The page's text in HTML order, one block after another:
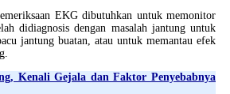
EKG dibutuhkan untuk memonitor
didiagnosis dengan masalah jantung untuk
jantung buatan, atau untuk memantau efek
Kenali Gejala dan Faktor Penyebabnya